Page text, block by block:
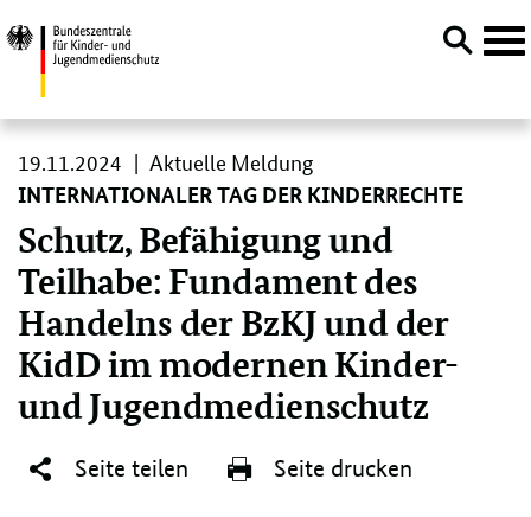
Direktlink:
INTERNATIONALER TAG DER KINDERRECHTE
Schutz, Befähigung und
Teilhabe: Fundament des
Handelns der BzKJ und der
KidD im modernen Kinder-
und Jugendmedienschutz
19.11.2024 19.
11.
2024
Aktuelle Meldung
Seite teilen Seite drucken